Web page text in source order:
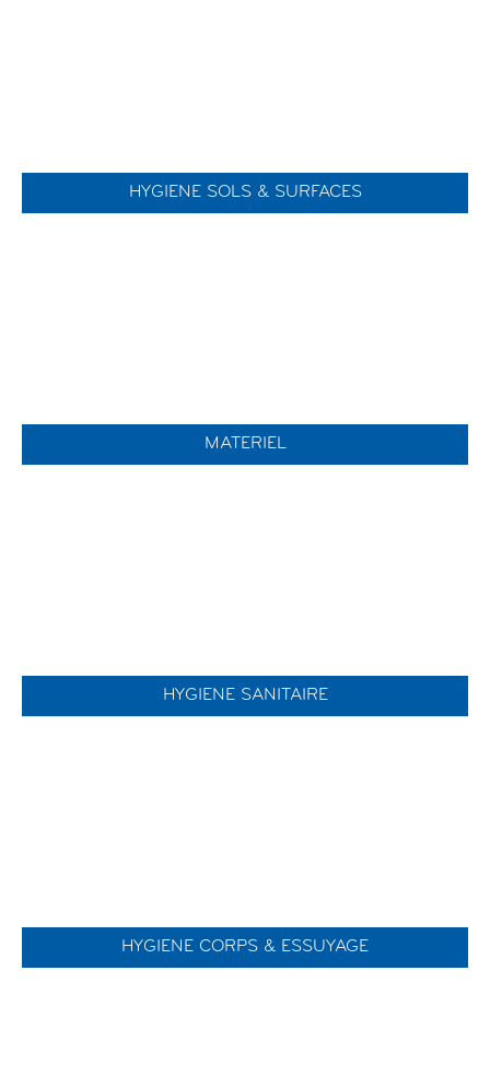
HYGIENE SOLS & SURFACES
MATERIEL
HYGIENE SANITAIRE
HYGIENE CORPS & ESSUYAGE